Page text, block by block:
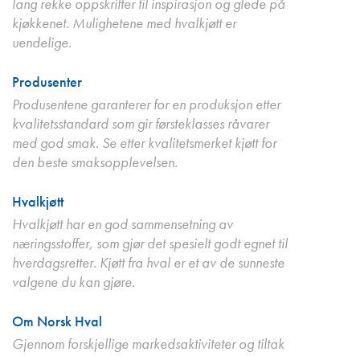
kjøkkenet. Mulighetene med hvalkjøtt er
uendelige.
Produsenter
Produsentene garanterer for en produksjon etter
kvalitetsstandard som gir førsteklasses råvarer
med god smak. Se etter kvalitetsmerket kjøtt for
den beste smaksopplevelsen.
Hvalkjøtt
Hvalkjøtt har en god sammensetning av
næringsstoffer, som gjør det spesielt godt egnet til
hverdagsretter. Kjøtt fra hval er et av de sunneste
valgene du kan gjøre.
Om Norsk Hval
Gjennom forskjellige markedsaktiviteter og tiltak